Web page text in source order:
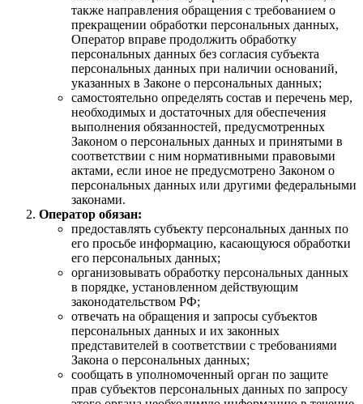
также направления обращения с требованием о
прекращении обработки персональных данных,
Оператор вправе продолжить обработку
персональных данных без согласия субъекта
персональных данных при наличии оснований,
указанных в Законе о персональных данных;
самостоятельно определять состав и перечень мер,
необходимых и достаточных для обеспечения
выполнения обязанностей, предусмотренных
Законом о персональных данных и принятыми в
соответствии с ним нормативными правовыми
актами, если иное не предусмотрено Законом о
персональных данных или другими федеральными
законами.
Оператор обязан:
предоставлять субъекту персональных данных по
его просьбе информацию, касающуюся обработки
его персональных данных;
организовывать обработку персональных данных
в порядке, установленном действующим
законодательством РФ;
отвечать на обращения и запросы субъектов
персональных данных и их законных
представителей в соответствии с требованиями
Закона о персональных данных;
сообщать в уполномоченный орган по защите
прав субъектов персональных данных по запросу